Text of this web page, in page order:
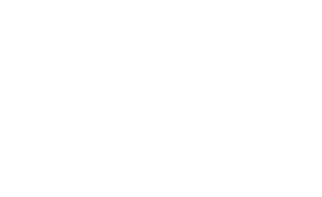
are used to help us analyze how the website is used and to offer